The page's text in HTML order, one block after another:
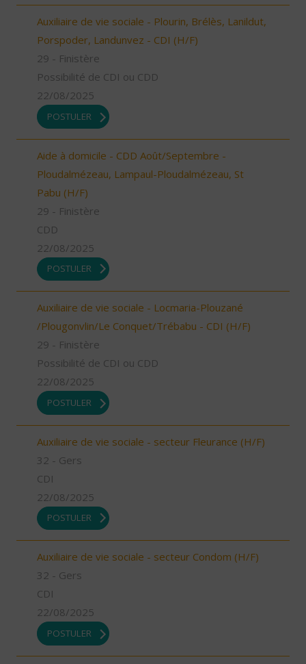
Auxiliaire de vie sociale - Plourin, Brélès, Lanildut,
Porspoder, Landunvez - CDI (H/F)
29 - Finistère
Possibilité de CDI ou CDD
22/08/2025
POSTULER
Aide à domicile - CDD Août/Septembre -
Ploudalmézeau, Lampaul-Ploudalmézeau, St
Pabu (H/F)
29 - Finistère
CDD
22/08/2025
POSTULER
Auxiliaire de vie sociale - Locmaria-Plouzané
/Plougonvlin/Le Conquet/Trébabu - CDI (H/F)
29 - Finistère
Possibilité de CDI ou CDD
22/08/2025
POSTULER
Auxiliaire de vie sociale - secteur Fleurance (H/F)
32 - Gers
CDI
22/08/2025
POSTULER
Auxiliaire de vie sociale - secteur Condom (H/F)
32 - Gers
CDI
22/08/2025
POSTULER